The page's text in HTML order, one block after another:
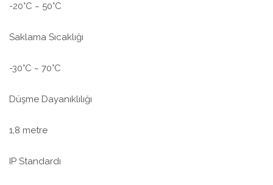
-20°C ~ 50°C
Saklama Sıcaklığı
-30°C ~ 70°C
Düşme Dayanıklılığı
1,8 metre
IP Standardı